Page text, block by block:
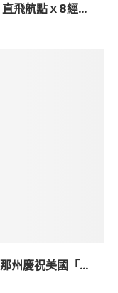
飛航點ｘ8經...
州慶祝美國「...